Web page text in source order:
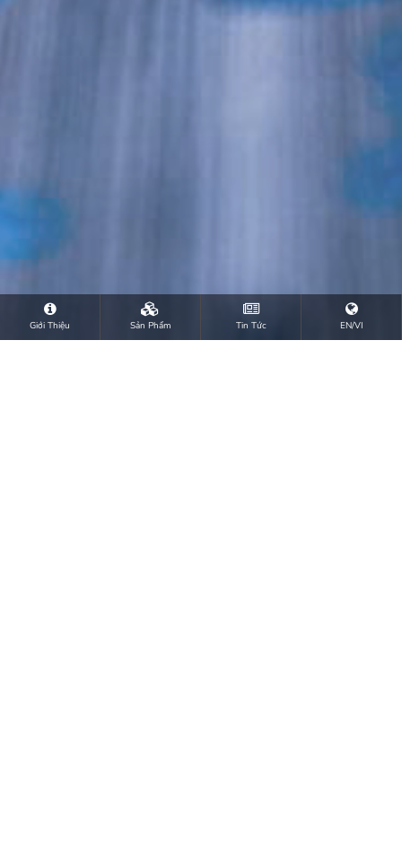
Giới Thiệu Sản Phẩm Tin Tức EN/VI